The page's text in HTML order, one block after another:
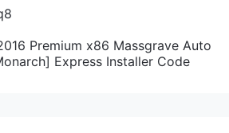
Premium x86 Massgrave Auto
Express Installer Code